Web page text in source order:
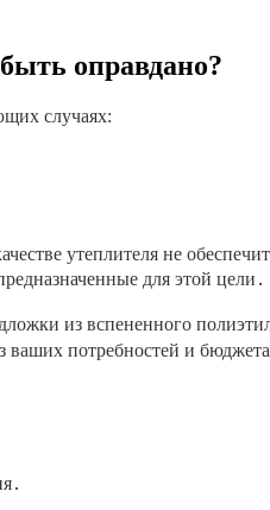
оправдано?
случаях:
утеплителя не
для этой цели․
из вспененного
ваших потребностей и